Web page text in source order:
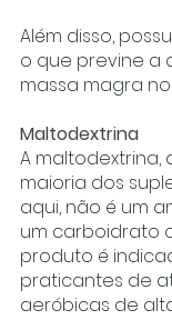
Além disso,
o que previne a
massa magra
Maltodextrina
A maltodextrina,
maioria dos
aqui, não é um
um carboidrato
produto é
praticantes de
aeróbicas de